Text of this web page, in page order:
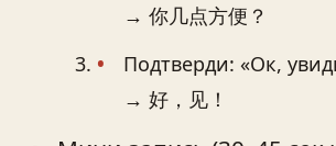
→ 你几点方便？
Подтверди: «Ок,
→ 好，见！